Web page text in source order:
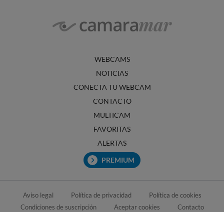
WEBCAMS
NOTICIAS
CONECTA TU WEBCAM
CONTACTO
MULTICAM
FAVORITAS
ALERTAS
PREMIUM
Aviso legal Política de privacidad
Política de cookies
Condiciones de suscripción
Aceptar cookies Contacto